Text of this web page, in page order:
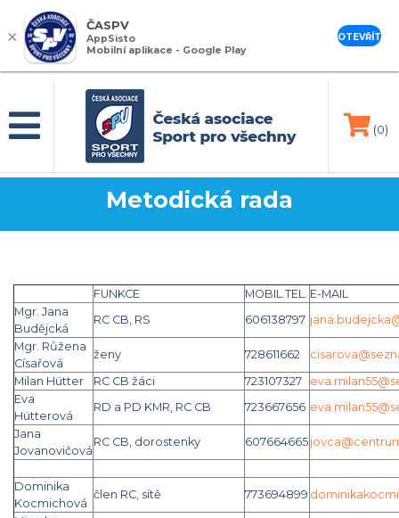
(0)
Metodická rada
FUNKCE MOBIL.TEL. E-MAIL
Mgr. Jana
Budějcká
RC CB, RS 606138797
Mgr. Růžena
Císařová
ženy 728611662
Milan Hütter
RC CB žáci 723107327
Eva
Hütterová
RD a PD KMR, RC CB 723667656
Jana
Jovanovičová
RC CB, dorostenky 607664665
Dominika
Kocmichová
člen RC, sítě 773694899
×
ČASPV
AppSisto
Mobilní aplikace - Google Play
OTEVŘÍT